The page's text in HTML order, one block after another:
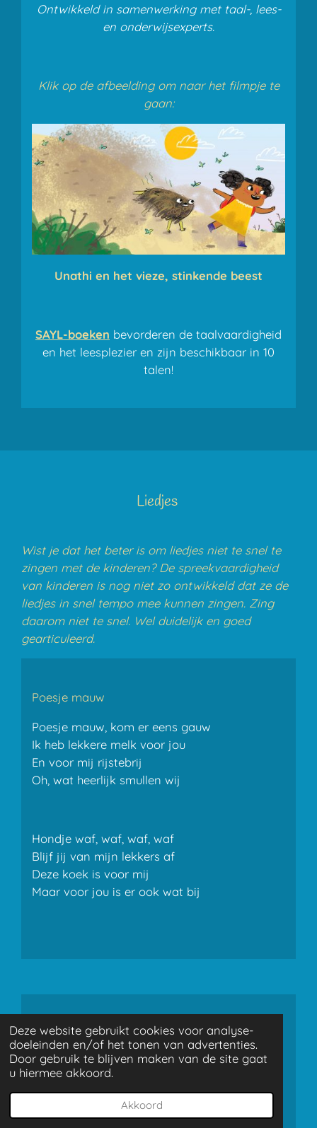
Deze website gebruikt cookies voor analyse-
doeleinden en/of het tonen van advertenties.
Door gebruik te blijven maken van de site gaat
u hiermee akkoord.
Akkoord
Ontwikkeld in samenwerking met taal-, lees-
en onderwijsexperts.
Klik op de afbeelding om naar het filmpje te
gaan:
Unathi en het vieze, stinkende beest
SAYL-boeken bevorderen de taalvaardigheid
en het leesplezier en zijn beschikbaar in 10
talen!
Liedjes
Wist je dat het beter is om liedjes niet te snel te
zingen met de kinderen? De spreekvaardigheid
van kinderen is nog niet zo ontwikkeld dat ze de
liedjes in snel tempo mee kunnen zingen. Zing
daarom niet te snel. Wel duidelijk en goed
gearticuleerd.
Poesje mauw
Poesje mauw, kom er eens gauw
Ik heb lekkere melk voor jou
En voor mij rijstebrij
Oh, wat heerlijk smullen wij
Hondje waf, waf, waf, waf
Blijf jij van mijn lekkers af
Deze koek is voor mij
Maar voor jou is er ook wat bij